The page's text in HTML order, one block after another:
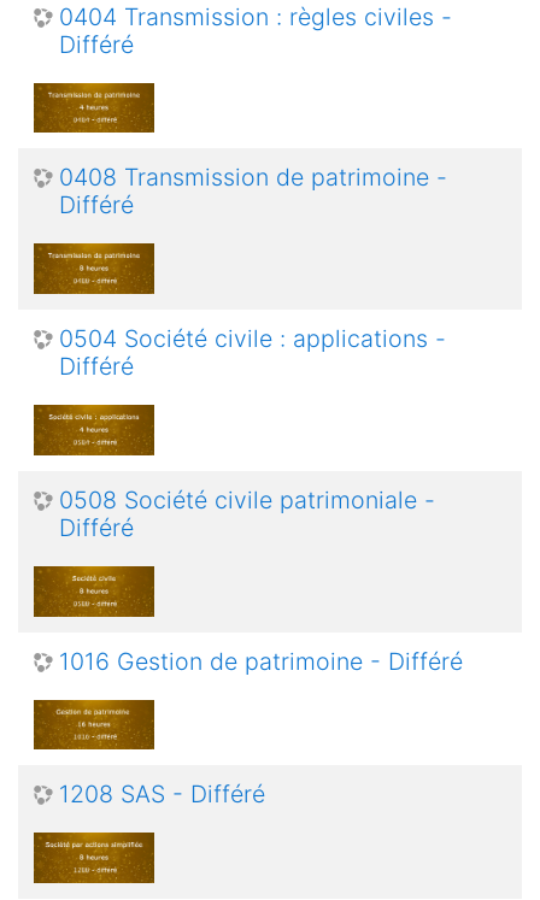
0404 Transmission : règles civiles -
Différé
0408 Transmission de patrimoine -
Différé
0504 Société civile : applications -
Différé
0508 Société civile patrimoniale -
Différé
1016 Gestion de patrimoine - Différé
1208 SAS - Différé